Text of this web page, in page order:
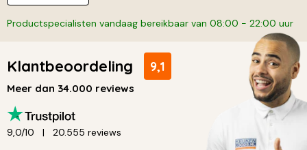
Productspecialisten vandaag bereikbaar van 08:00 - 22:00 uur
Klantbeoordeling 9,1
Meer dan 34.000 reviews
9,0/10 20.555 reviews